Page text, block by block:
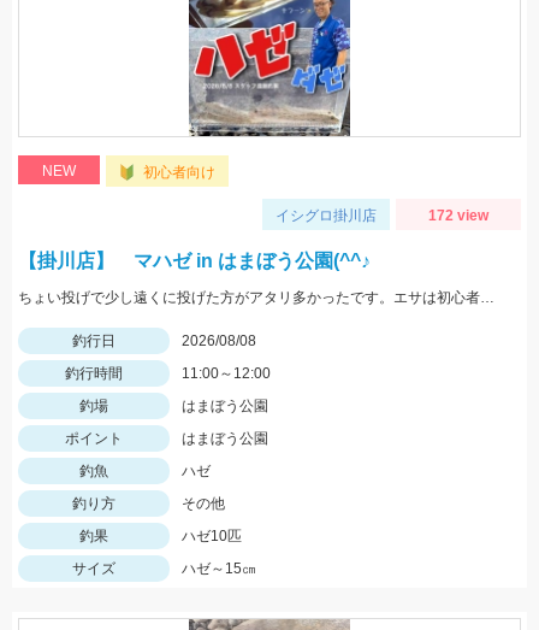
NEW 初心者向け
イシグロ掛川店 172 view
【掛川店】 マハゼ in はまぼう公園(^^♪
ちょい投げで少し遠くに投げた方がアタリ多かったです。エサは初心者の方は『ゴールド』が針に刺しやすくオススメ♪ハゼはまだ小振りサイズなので、針は６号。ハゼ釣りのシーズンはこれからですよ～♪
釣行日
2026/08/08
釣行時間
11:00～12:00
釣場
はまぼう公園
ポイント
はまぼう公園
釣魚
ハゼ
釣り方
その他
釣果
ハゼ10匹
サイズ
ハゼ～15㎝